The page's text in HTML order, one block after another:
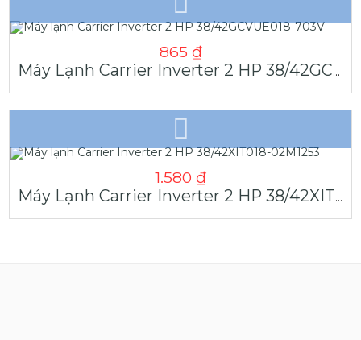
865 ₫
Máy Lạnh Carrier Inverter 2 HP 38/42GCVUE018-703V
1.580 ₫
Máy Lạnh Carrier Inverter 2 HP 38/42XIT018-02M1253